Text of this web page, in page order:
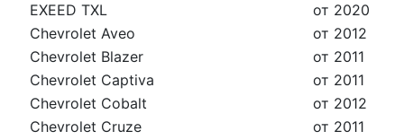
EXEED TXL
от 2020
Chevrolet Aveo
от 2012
Chevrolet Blazer
от 2011
Chevrolet Captiva
от 2011
Chevrolet Cobalt
от 2012
Chevrolet Cruze
от 2011